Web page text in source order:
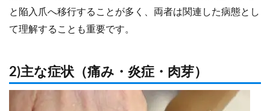
と陥入爪へ移行することが多く、両者は関連した病態とし
て理解することも重要です。
2)主な症状（痛み・炎症・肉芽）